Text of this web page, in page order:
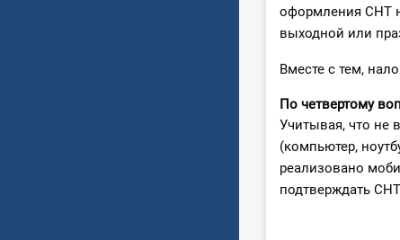
оформления СНТ
выходной или
Вместе с тем,
По четвертому
Учитывая, что не
(компьютер,
реализовано
подтверждать